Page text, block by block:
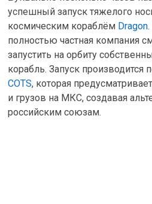
успешный запуск тяжелого
космическим кораблём Dragon
полностью частная компания
запустить на орбиту
корабль. Запуск производится
COTS, которая
и грузов на МКС, создавая
российским союзам.